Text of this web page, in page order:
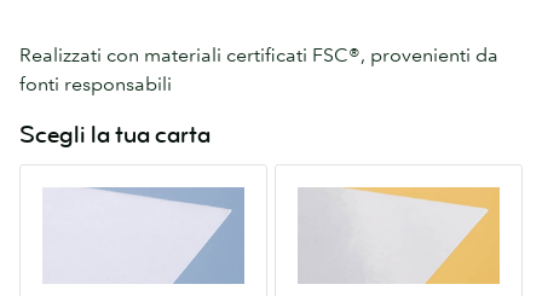
Realizzati con materiali certificati FSC®, provenienti da
fonti responsabili
Scegli la tua carta